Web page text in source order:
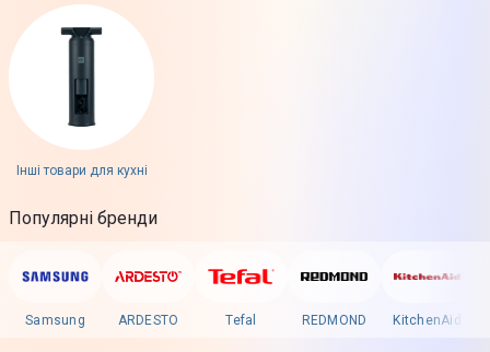
Інші товари для кухні
Популярні бренди
Samsung ARDESTO Tefal REDMOND KitchenAid